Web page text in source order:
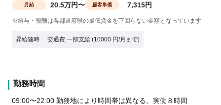
月給 20.5万円〜 顧客単価 7,315円
※給与・報酬は各都道府県の最低賃金を下回らない金額となっています
昇給随時 交通費 一部支給 (10000 円/月まで)
勤務時間
09:00〜22:00 勤務地により時間帯は異なる。実働８時間